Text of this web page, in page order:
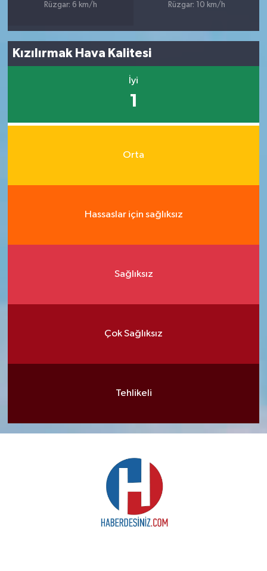
Rüzgar: 6 km/h
Rüzgar: 10 km/h
Kızılırmak Hava Kalitesi
İyi
1
Orta
Hassaslar için sağlıksız
Sağlıksız
Çok Sağlıksız
Tehlikeli